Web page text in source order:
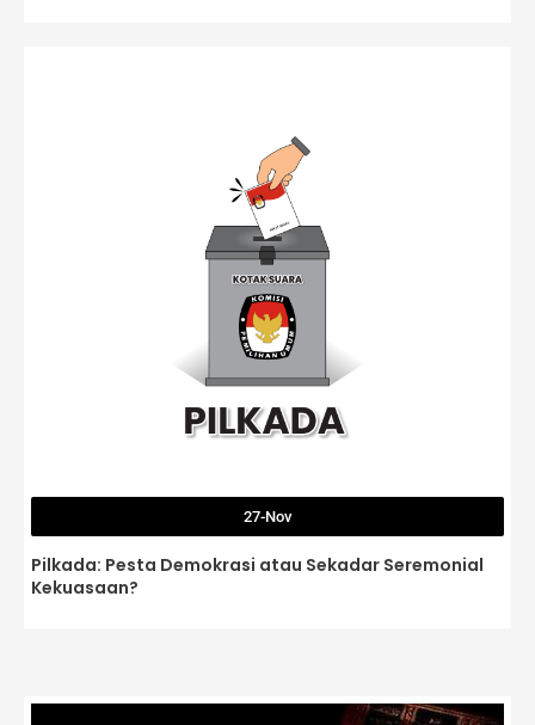
27-Nov
Pilkada: Pesta Demokrasi atau Sekadar Seremonial
Kekuasaan?